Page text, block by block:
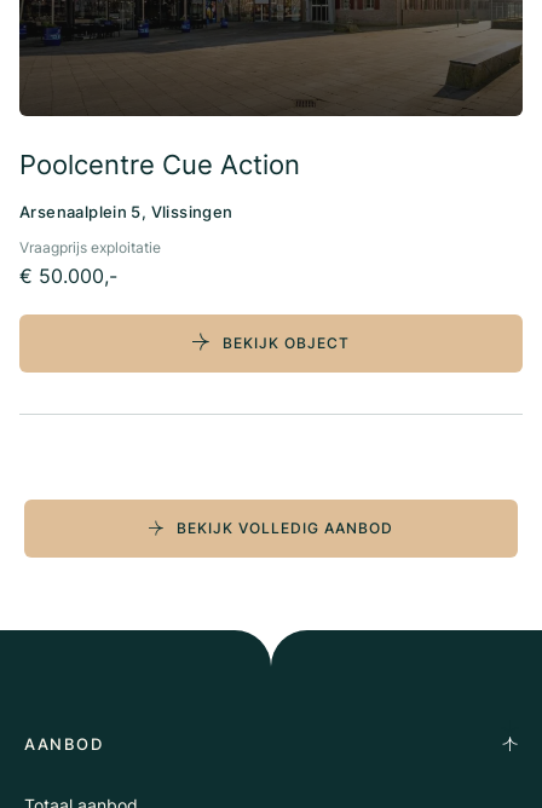
Poolcentre Cue Action
Arsenaalplein 5, Vlissingen
Vraagprijs exploitatie
€ 50.000,-
BEKIJK OBJECT
BEKIJK VOLLEDIG AANBOD
AANBOD